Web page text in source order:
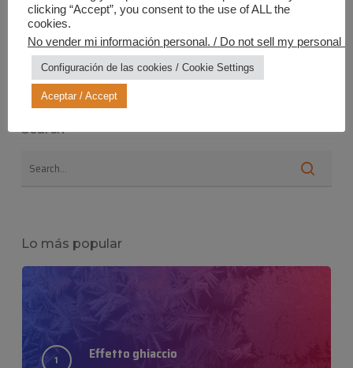
Search
Lo más popular
Effetto ghiaccio
clicking “Accept”, you consent to the use of ALL the
cookies.
No vender mi información personal. / Do not sell my personal
Configuración de las cookies / Cookie Settings
Aceptar / Accept